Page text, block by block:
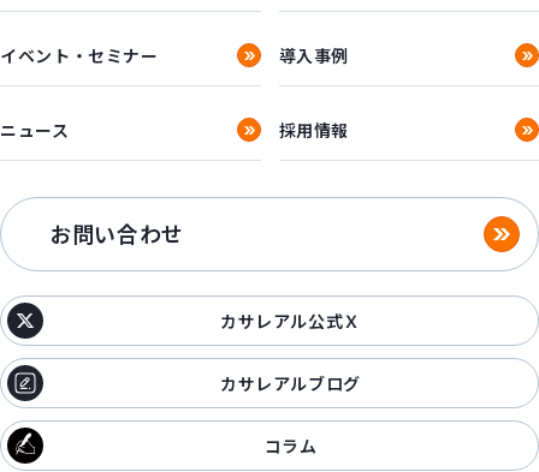
イベント・セミナー 導入事例
ニュース 採用情報
お問い合わせ
カサレアル公式Ｘ
カサレアルブログ
コラム